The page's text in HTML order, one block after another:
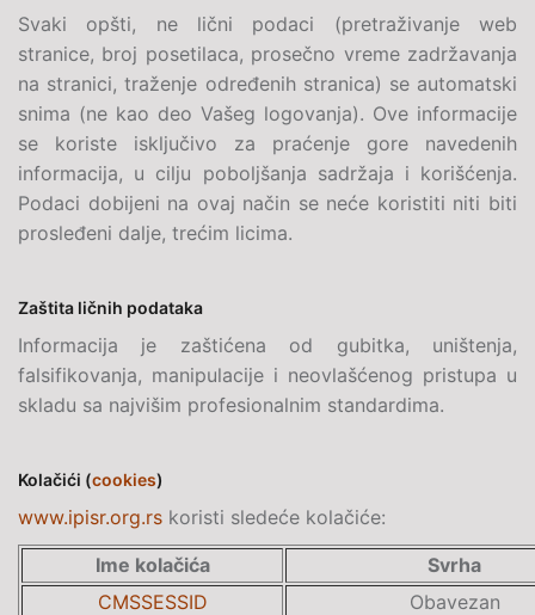
Svaki opšti, ne lični podaci (pretraživanje web
stranice, broj posetilaca, prosečno vreme zadržavanja
na stranici, traženje određenih stranica) se automatski
snima (ne kao deo Vašeg logovanja). Ove informacije
se koriste isključivo za praćenje gore navedenih
informacija, u cilju poboljšanja sadržaja i korišćenja.
Podaci dobijeni na ovaj način se neće koristiti niti biti
prosleđeni dalje, trećim licima.
Zaštita ličnih podataka
Informacija je zaštićena od gubitka, uništenja,
falsifikovanja, manipulacije i neovlašćenog pristupa u
skladu sa najvišim profesionalnim standardima.
Kolačići (cookies)
www.ipisr.org.rs koristi sledeće kolačiće:
Ime kolačića
Svrha
CMSSESSID
Obavezan